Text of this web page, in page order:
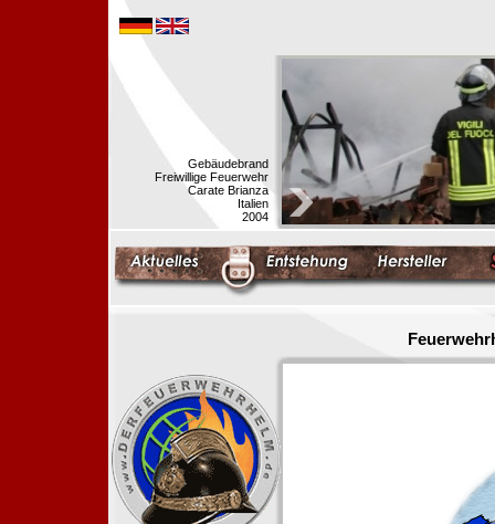
Gebäudebrand
Freiwillige Feuerwehr
Carate Brianza
Italien
2004